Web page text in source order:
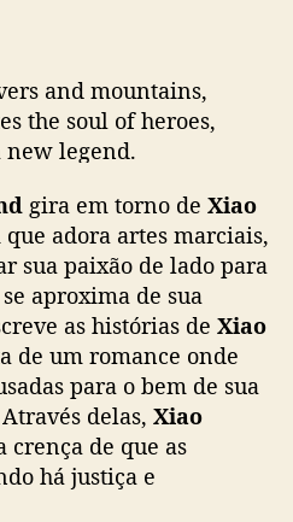
a
z
C
e
n
g
i
e
G
u
l
i
n
and mountains,
the soul of heroes,
new legend.
Premiers 11
#NaZha #LiKaixin
#DingXiaoying
…
September
gira em torno de Xiao
adora artes marciais,
sua paixão de lado para
aproxima de sua
as histórias de Xiao
de um romance onde
para o bem de sua
delas, Xiao
crença de que as
há justiça e